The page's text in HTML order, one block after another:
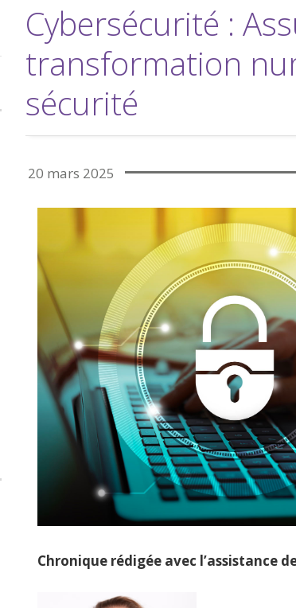
Cybersécurité :
transformation
sécurité
20 mars 2025
Chronique rédigée avec l’assistance